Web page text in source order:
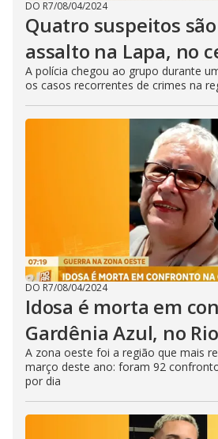
DO R7/08/04/2024
Quatro suspeitos
assalto na Lapa, no
A polícia chegou ao grupo durante
os casos recorrentes de crimes na
DO R7/08/04/2024
Idosa é morta em
Gardênia Azul, no Rio
A zona oeste foi a região que mais
março deste ano: foram 92
por dia